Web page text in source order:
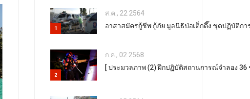
1
ส.ค., 22 2564
อาสาสมัครกู้ชีพ กู้ภัย มูลนิธิป่อเต็กตึ๊ง ชุดปฏิบัติกา
2
ก.ค., 02 2568
[ ประมวลภาพ (2) ฝึกปฏิบัติสถานการณ์จำลอง 36